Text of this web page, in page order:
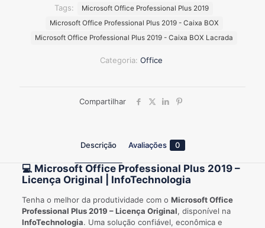
Original
Categoria: Office
Tags:
Microsoft Office Professional Plus 2019
Microsoft Office Professional Plus 2019 - Caixa BOX
Microsoft Office Professional Plus 2019 - Caixa BOX Lacrada
Compartilhar
Descrição Avaliações 0
💻 Microsoft Office Professional Plus 2019 –
Licença Original | InfoTechnologia
Tenha o melhor da produtividade com o Microsoft Office
Professional Plus 2019 – Licença Original, disponível na
InfoTechnologia. Uma solução confiável, econômica e